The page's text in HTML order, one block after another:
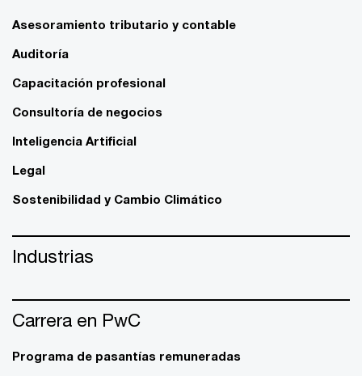
Asesoramiento tributario y contable
Auditoría
Capacitación profesional
Consultoría de negocios
Inteligencia Artificial
Legal
Sostenibilidad y Cambio Climático
Industrias
Carrera en PwC
Programa de pasantías remuneradas